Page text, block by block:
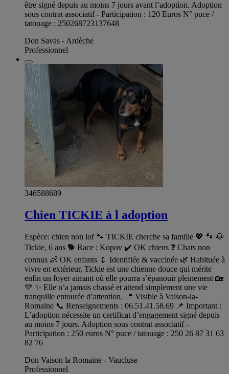
être signé depuis au moins 7 jours avant l’adoption. Adoption
sous contrat associatif - Participation : 120 Euros N° puce /
tatouage : 250268723137648
Don Savas - Ardèche
Professionnel
346588689
Chien TICKIE à l adoption
Espèce: chien non lof 🐾 TICKIE cherche sa famille 💖 🐾 🐶
Tickie, 6 ans 🐕 Race : Kopov ✔️ OK chiens ❓ Chats non
connus 👶 OK enfants 💉 Identifiée & vaccinée 🌿 Habituée à
vivre en extérieur, Tickie est une chienne douce qui mérite
enfin un foyer aimant où elle pourra s’épanouir pleinement 🏡
💛 ✨ Elle n’a jamais chassé et attend simplement une vie
tranquille entourée d’attention. 📍 Visible à Vaison-la-
Romaine 📞 Renseignements : 06.51.41.58.69 📌 Important :
L’adoption nécessite un certificat d’engagement signé depuis
au moins 7 jours. Adoption sous contrat associatif -
Participation : 250 euros N° puce / tatouage : 250 26 87 31 63
82 76
Don Vaison la Romaine - Vaucluse
Professionnel